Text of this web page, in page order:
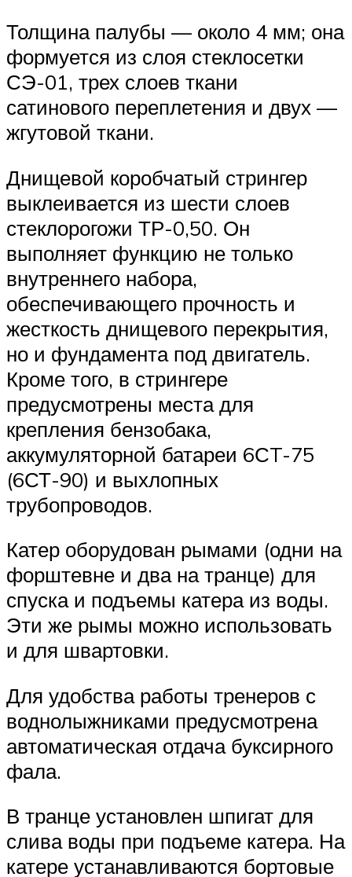
Толщина палубы — около 4 мм; она
формуется из слоя стеклосетки
СЭ-01, трех слоев ткани
сатинового переплетения и двух —
жгутовой ткани.
Днищевой коробчатый стрингер
выклеивается из шести слоев
стеклорогожи ТР-0,50. Он
выполняет функцию не только
внутреннего набора,
обеспечивающего прочность и
жесткость днищевого перекрытия,
но и фундамента под двигатель.
Кроме того, в стрингере
предусмотрены места для
крепления бензобака,
аккумуляторной батареи 6СT-75
(6СТ-90) и выхлопных
трубопроводов.
Катер оборудован рымами (одни на
форштевне и два на транце) для
спуска и подъемы катера из воды.
Эти же рымы можно использовать
и для швартовки.
Для удобства работы тренеров с
воднолыжниками предусмотрена
автоматическая отдача буксирного
фала.
В транце установлен шпигат для
слива воды при подъеме катера. На
катере устанавливаются бортовые